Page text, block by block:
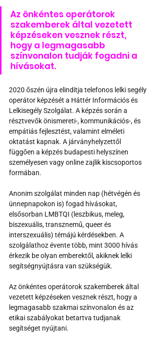
Az önkéntes operátorok
szakemberek által vezetett
képzéseken vesznek részt,
hogy a legmagasabb
színvonalon tudják fogadni a
hívásokat.
2020 őszén újra elindítja telefonos lelki segély
operátor képzését a Háttér Információs és
Lelkisegély Szolgálat. A képzés során a
résztvevők önismereti-, kommunikációs-, és
empátiás fejlesztést, valamint elméleti
oktatást kapnak. A járványhelyzettől
függően a képzés budapesti helyszínen
személyesen vagy online zajlik kiscsoportos
formában.
Anonim szolgálat minden nap (hétvégén és
ünnepnapokon is) fogad hívásokat,
elsősorban LMBTQI (leszbikus, meleg,
biszexuális, transznemű, queer és
interszexuális) témájú kérdésekben. A
szolgálathoz évente több, mint 3000 hívás
érkezik be olyan emberektől, akiknek lelki
segítségnyújtásra van szükségük.
Az önkéntes operátorok szakemberek által
vezetett képzéseken vesznek részt, hogy a
legmagasabb szakmai színvonalon és az
etikai szabályokat betartva tudjanak
segítséget nyújtani.